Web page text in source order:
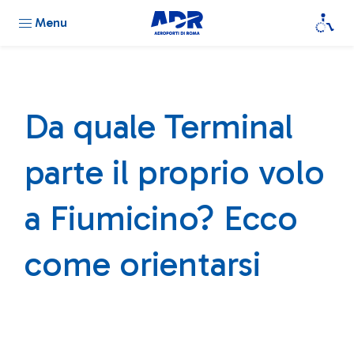
Menu
Da quale Terminal
parte il proprio volo
a Fiumicino? Ecco
come orientarsi